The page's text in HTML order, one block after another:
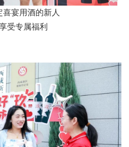
喜宴用酒的新人
受专属福利